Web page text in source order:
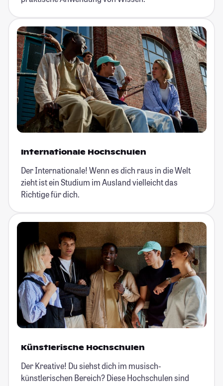
Internationale Hochschulen
Der Internationale! Wenn es dich raus in die Welt
zieht ist ein Studium im Ausland vielleicht das
Richtige für dich.
Künstlerische Hochschulen
Der Kreative! Du siehst dich im musisch-
künstlerischen Bereich? Diese Hochschulen sind